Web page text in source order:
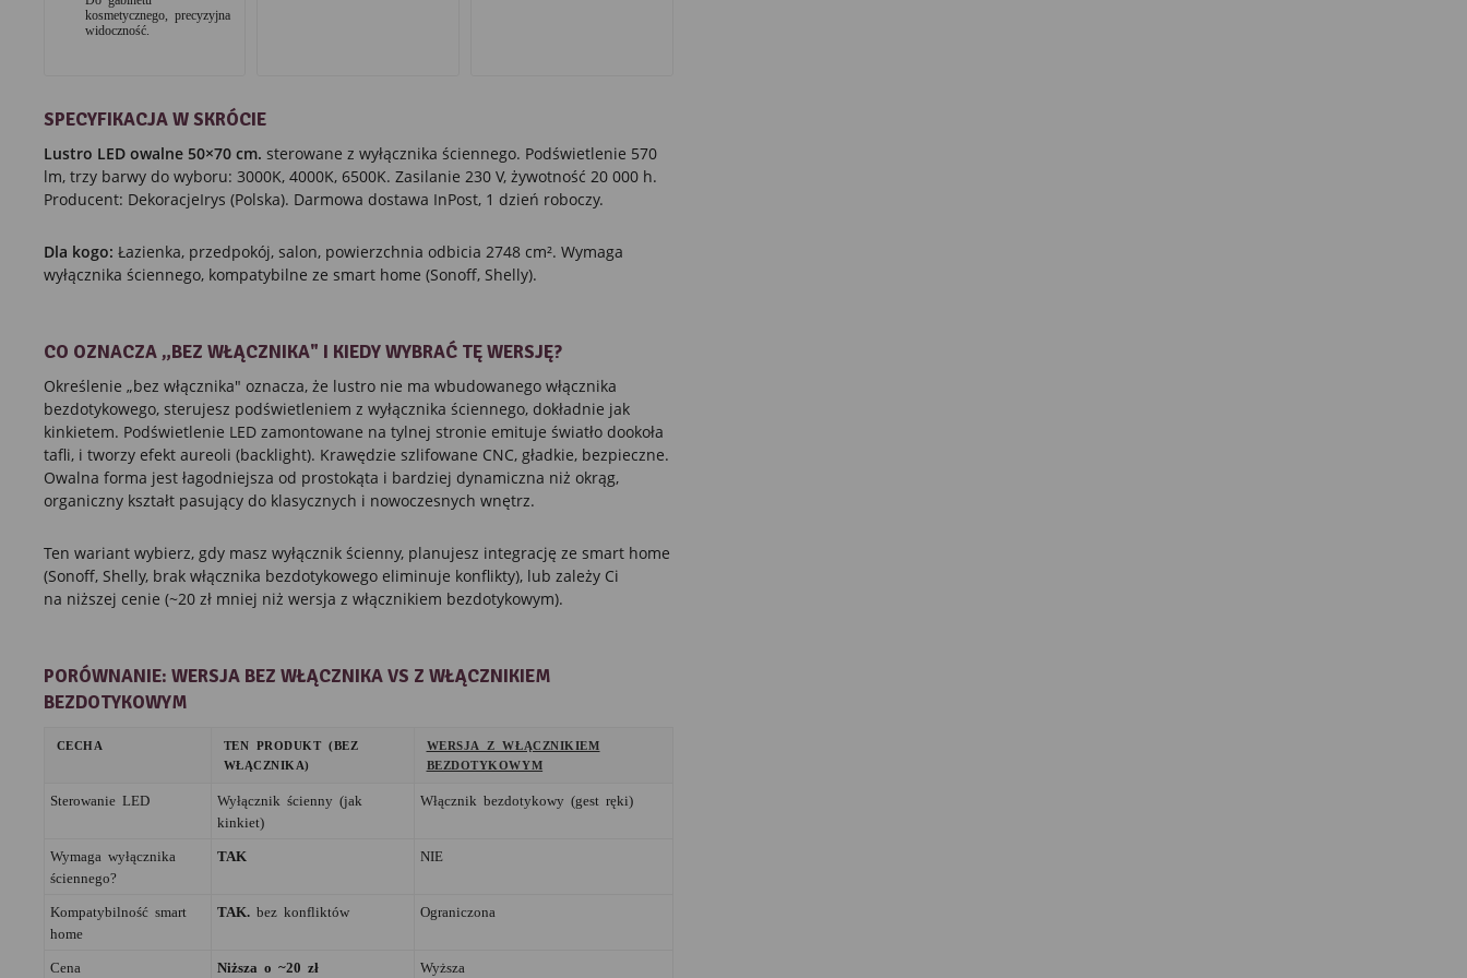
kosmetycznego, precyzyjna
widoczność.
SPECYFIKACJA W SKRÓCIE
Lustro LED owalne 50×70 cm. sterowane z wyłącznika ściennego. Podświetlenie 570
lm, trzy barwy do wyboru: 3000K, 4000K, 6500K. Zasilanie 230 V, żywotność 20 000 h.
Producent: DekoracjeIrys (Polska). Darmowa dostawa InPost, 1 dzień roboczy.
Dla kogo: Łazienka, przedpokój, salon, powierzchnia odbicia 2748 cm². Wymaga
wyłącznika ściennego, kompatybilne ze smart home (Sonoff, Shelly).
CO OZNACZA „BEZ WŁĄCZNIKA" I KIEDY WYBRAĆ TĘ WERSJĘ?
Określenie „bez włącznika" oznacza, że lustro nie ma wbudowanego włącznika
bezdotykowego, sterujesz podświetleniem z wyłącznika ściennego, dokładnie jak
kinkietem. Podświetlenie LED zamontowane na tylnej stronie emituje światło dookoła
tafli, i tworzy efekt aureoli (backlight). Krawędzie szlifowane CNC, gładkie, bezpieczne.
Owalna forma jest łagodniejsza od prostokąta i bardziej dynamiczna niż okrąg,
organiczny kształt pasujący do klasycznych i nowoczesnych wnętrz.
Ten wariant wybierz, gdy masz wyłącznik ścienny, planujesz integrację ze smart home
(Sonoff, Shelly, brak włącznika bezdotykowego eliminuje konflikty), lub zależy Ci
na niższej cenie (~20 zł mniej niż wersja z włącznikiem bezdotykowym).
PORÓWNANIE: WERSJA BEZ WŁĄCZNIKA VS Z WŁĄCZNIKIEM
BEZDOTYKOWYM
CECHA
TEN PRODUKT (BEZ
WŁĄCZNIKA)
WERSJA Z WŁĄCZNIKIEM
BEZDOTYKOWYM
Sterowanie LED
Wyłącznik ścienny (jak
kinkiet)
Włącznik bezdotykowy (gest ręki)
Wymaga wyłącznika
ściennego?
TAK NIE
Kompatybilność smart
home
TAK. bez konfliktów Ograniczona
Cena Niższa o ~20 zł Wyższa